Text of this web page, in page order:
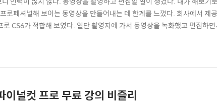
로페셔널해 보이는 동영상을 만들어내는 데 한계를 느꼈다. 회사에서 제
CS6가 적합해 보였다. 일단 촬영지에 가서 동영상을 녹화했고 편집하
로 강좌를 찾아보다가 퍼플캣이라는 이름을 발견했다. 강사분의 목소리
이널컷 프로 무료 강의 비즐리